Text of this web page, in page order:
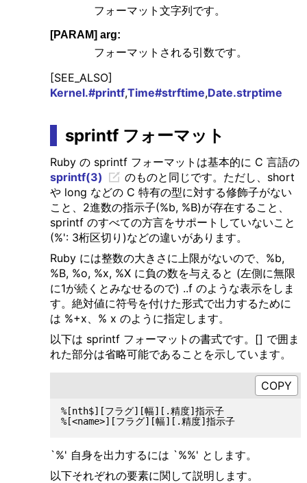
フォーマット文字列です。
[PARAM] arg:
フォーマットされる引数です。
[SEE_ALSO]
Kernel.#printf,Time#strftime,Date.strptime
sprintf フォーマット
Ruby の sprintf フォーマットは基本的に C 言語の
sprintf(3)
のものと同じです。ただし、short
や long などの C 特有の型に対する修飾子がない
こと、2進数の指示子(%b, %B)が存在すること、
sprintf のすべての方言をサポートしていないこと
(%': 3桁区切り)などの違いがあります。
Ruby には整数の大きさに上限がないので、%b,
%B, %o, %x, %X に負の数を与えると (左側に無限
に1が続くとみなせるので) ..f のような表示をしま
す。絶対値に符号を付けた形式で出力するために
は %+x、% x のように指定します。
以下は sprintf フォーマットの書式です。[] で囲ま
れた部分は省略可能であることを示しています。
%[nth$][フラグ][幅][.精度]指示子
%[<name>][フラグ][幅][.精度]指示子
`%' 自身を出力するには `%%' とします。
以下それぞれの要素に関して説明します。